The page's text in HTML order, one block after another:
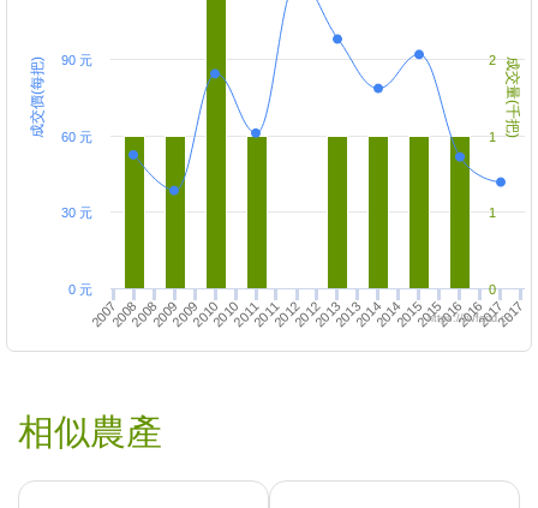
成交價(每把) 成交量(千把)
200720082008200920092010201020112011201220122013201320142014201520152016201620172017
0 元
30 元
60 元
90 元
0
1
1
2
https://twfood.cc
相似農產